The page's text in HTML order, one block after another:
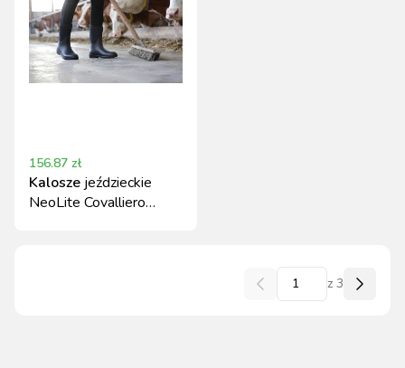
156.87 zł
Kalosze jeździeckie
NeoLite Covalliero
z 3